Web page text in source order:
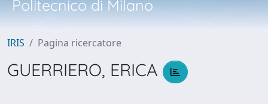
Politecnico di Milano
IRIS Pagina ricercatore
GUERRIERO, ERICA